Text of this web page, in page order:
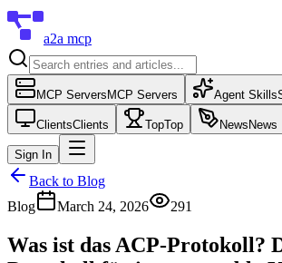
a2a mcp
MCP Servers MCP Servers Agent Skills
ClientsClients TopTop News News
Sign In
Back to Blog
Blog
March 24, 2026 291
Was ist das ACP-Protokoll?